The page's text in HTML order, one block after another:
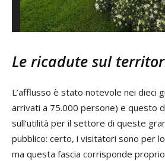
Le ricadute sul
L’afflusso è stato notevole nei dieci
arrivati a 75.000 persone) e questo
sull’utilità per il settore di queste
pubblico: certo, i visitatori sono per
ma questa fascia corrisponde